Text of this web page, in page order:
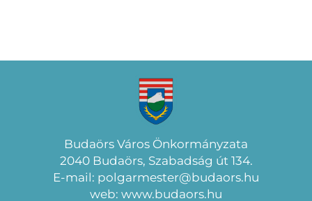
Budaörs Város Önkormányzata
2040 Budaörs, Szabadság út 134.
E-mail: polgarmester@budaors.hu
web: www.budaors.hu